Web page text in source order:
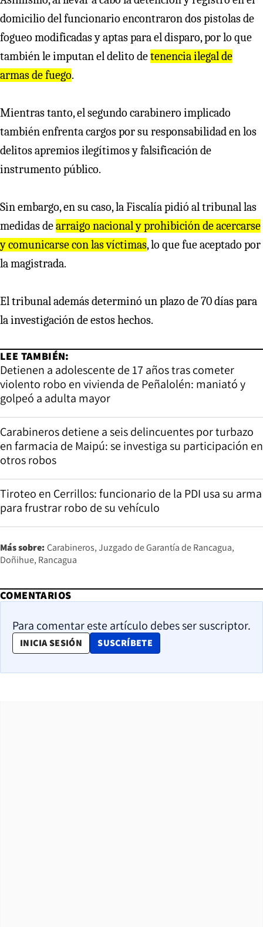
domicilio del funcionario encontraron dos pistolas de
fogueo modificadas y aptas para el disparo, por lo que
también le imputan el delito detenencia ilegal de
armas de fuego.
Mientras tanto, el segundo carabinero implicado
también enfrenta cargos por su responsabilidad en los
delitos apremios ilegítimos y falsificación de
instrumento público.
Sin embargo, en su caso, la Fiscalía pidió al tribunal las
medidas dearraigo nacional y prohibición de acercarse
y comunicarse con las víctimas, lo que fue aceptado por
la magistrada.
El tribunal además determinó un plazo de 70 días para
la investigación de estos hechos.
LEE TAMBIÉN:
Detienen a adolescente de 17 años tras cometer
violento robo en vivienda de Peñalolén: maniató y
golpeó a adulta mayor
Carabineros detiene a seis delincuentes por turbazo
en farmacia de Maipú: se investiga su participación en
otros robos
Tiroteo en Cerrillos: funcionario de la PDI usa su arma
para frustrar robo de su vehículo
Más sobre: Carabineros Juzgado de Garantía de Rancagua
Doñihue Rancagua
COMENTARIOS
Para comentar este artículo debes ser suscriptor.
INICIA SESIÓN SUSCRÍBETE
OPENS IN NEW WINDOW